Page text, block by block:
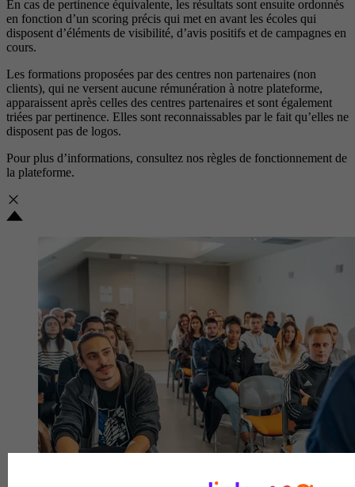
En cas de pertinence équivalente, les résultats sont ensuite ordonnés
en fonction d’un scoring précis qui met en avant les écoles qui
disposent d’éléments de visibilité, d’avis positifs et de campagnes en
cours.
Les formations proposées par des centres non partenaires (non
clients), qui ne versent aucune rémunération à notre plateforme,
apparaissent après celles des centres partenaires et sont également
triées par pertinence. Elles sont reconnaissables par le fait qu’elles ne
disposent pas de logos.
Pour plus d’informations, consultez nos règles de fonctionnement de
la plateforme.